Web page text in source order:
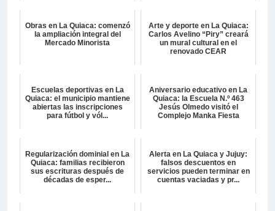
Obras en La Quiaca: comenzó
la ampliación integral del
Mercado Minorista
Arte y deporte en La Quiaca:
Carlos Avelino “Piry” creará
un mural cultural en el
renovado CEAR
Escuelas deportivas en La
Quiaca: el municipio mantiene
abiertas las inscripciones
para fútbol y vól...
Aniversario educativo en La
Quiaca: la Escuela N.º 463
Jesús Olmedo visitó el
Complejo Manka Fiesta
Regularización dominial en La
Quiaca: familias recibieron
sus escrituras después de
décadas de esper...
Alerta en La Quiaca y Jujuy:
falsos descuentos en
servicios pueden terminar en
cuentas vaciadas y pr...